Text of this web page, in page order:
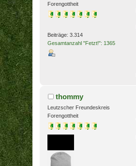
Forengottheit
Beiträge: 3.314
Gesamtanzahl "Fetzt!": 1365
thommy
Leutzscher Freundeskreis
Forengottheit